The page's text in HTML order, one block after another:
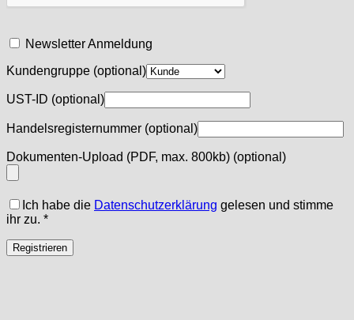
Newsletter Anmeldung
Kundengruppe (optional)
UST-ID (optional)
Handelsregisternummer (optional)
Dokumenten-Upload (PDF, max. 800kb) (optional)
Ich habe die Datenschutzerklärung gelesen und stimme
ihr zu. *
Registrieren